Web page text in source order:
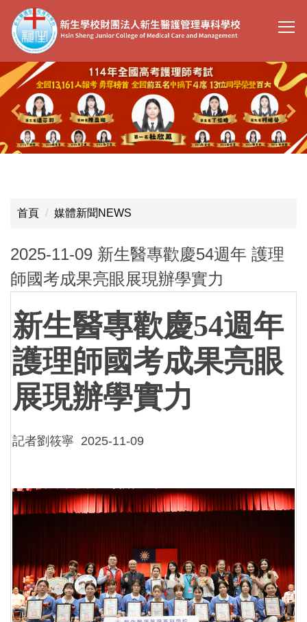
到
主
要
內
容
區
首頁 媒體新聞NEWS
2025-11-09 新生醫專歡慶54週年 護理
師國考成果亮眼展現辦學實力
新生醫專歡慶54週年
護理師國考成果亮眼
展現辦學實力
記者劉筱寧 2025-11-09